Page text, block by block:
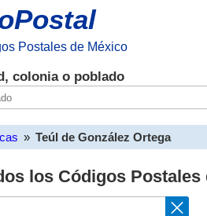
Postales de México
colonia o poblado
» Teúl de González Ortega
los Códigos Postales